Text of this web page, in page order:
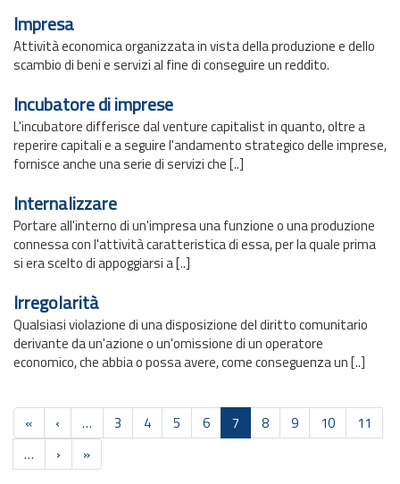
Impresa
Attività economica organizzata in vista della produzione e dello
scambio di beni e servizi al fine di conseguire un reddito.
Incubatore di imprese
L'incubatore differisce dal venture capitalist in quanto, oltre a
reperire capitali e a seguire l'andamento strategico delle imprese,
fornisce anche una serie di servizi che [..]
Internalizzare
Portare all'interno di un'impresa una funzione o una produzione
connessa con l'attività caratteristica di essa, per la quale prima
si era scelto di appoggiarsi a [..]
Irregolarità
Qualsiasi violazione di una disposizione del diritto comunitario
derivante da un'azione o un'omissione di un operatore
economico, che abbia o possa avere, come conseguenza un [..]
Paginazione
Prima
pagina
«
Pagina
precedente
‹ … Pagina
3 Pagina
4 Pagina
5 Pagina
6
Pagina
attuale
7 Pagina
8 Pagina
9 Pagina
10 Pagina
11
…
Pagina
successiva
›
Ultima
pagina
»